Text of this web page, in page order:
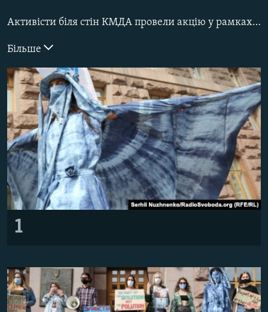
СВІДЧЕННЯ ОКУПАЦІЇ
УКРАЇНСЬКА ПРОБЛЕМА КРИМУ
ІНФОГРАФІКА
Русский
Qırımtatar
ДОЛУЧАЙСЯ!
Усі сайти RFE/RL
Активісти біля стін КМДА провели акцію у рамках Глобального кліматичного страйку. Декілька десятків людей тримали плакати «Клімат змінюється, а ми ні», «Потім буде пізно», «Найперше – планета Земля».
Більше
1